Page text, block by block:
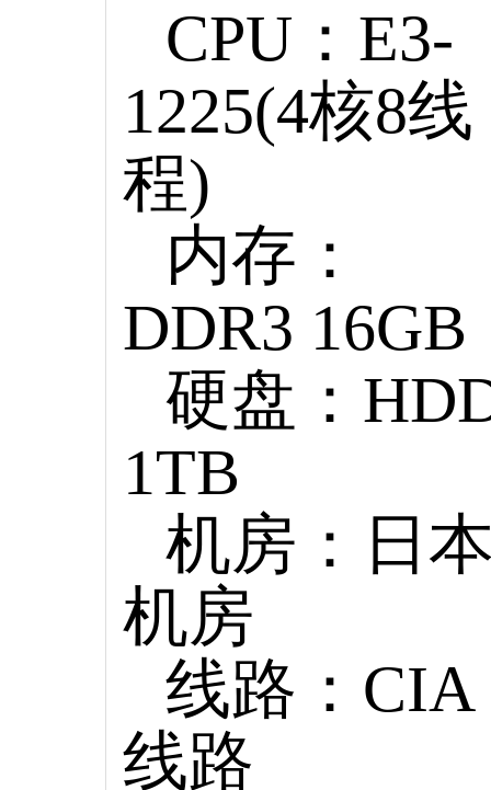
CPU：E3-
1225(4核8线
程)
内存：
DDR3 16GB
硬盘：
1TB
机房：日
机房
线路：CIA
线路